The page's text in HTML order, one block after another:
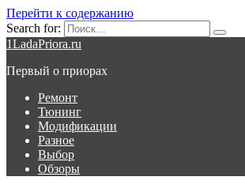
Перейти к содержанию
Search for:
1LadaPriora.ru
Первый о приорах
Ремонт
Тюнинг
Модификации
Разное
Выбор
Обзоры